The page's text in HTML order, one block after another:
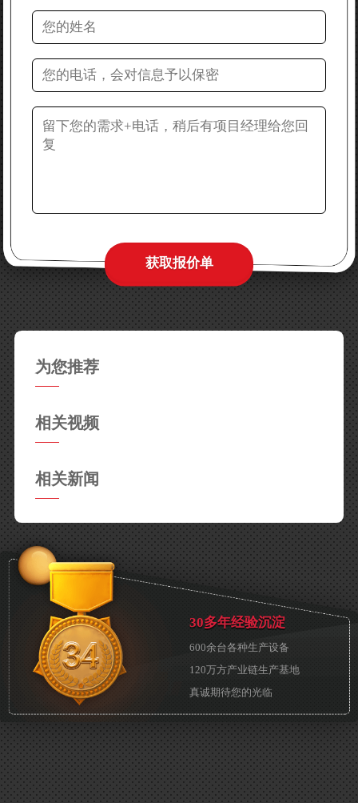
为您推荐
相关视频
相关新闻
30多年经验沉淀
600余台各种生产设备
120万方产业链生产基地
真诚期待您的光临